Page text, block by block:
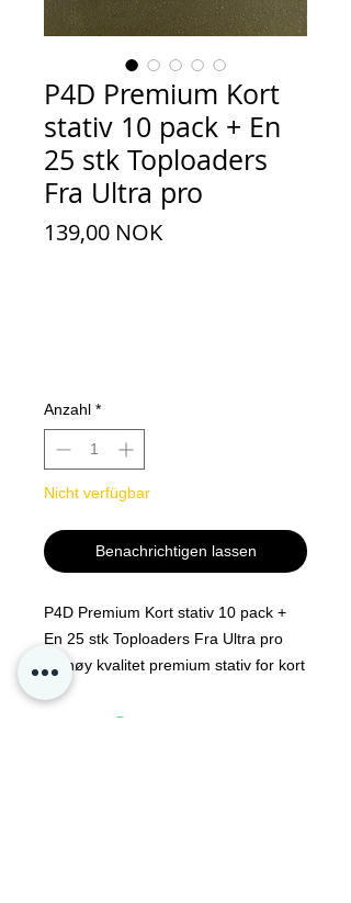
P4D Premium Kort
stativ 10 pack + En
25 stk Toploaders
Fra Ultra pro
139,00 NOKPreis
Anzahl *
Nicht verfügbar
Benachrichtigen lassen
P4D Premium Kort stativ 10 pack +
En 25 stk Toploaders Fra Ultra pro
10 høy kvalitet premium stativ for kort
og graderte kort.
Passer perfekt helt opp til BGS